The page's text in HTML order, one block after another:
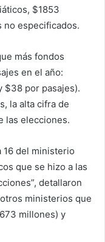
$1853
no especificados.
más fondos
en el año:
$38 por pasajes).
la alta cifra de
las elecciones.
16 del ministerio
que se hizo a las
detallaron
ministerios que
millones) y